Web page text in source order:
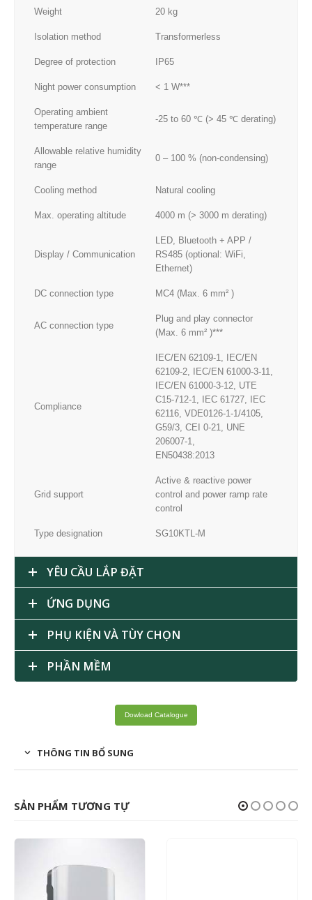
Weight 20 kg
Isolation method Transformerless
Degree of protection IP65
Night power consumption < 1 W***
Operating ambient
temperature range
-25 to 60 ℃ (> 45 ℃ derating)
Allowable relative humidity
range
0 – 100 % (non-condensing)
Cooling method Natural cooling
Max. operating altitude 4000 m (> 3000 m derating)
Display / Communication
LED, Bluetooth + APP /
RS485 (optional: WiFi,
Ethernet)
DC connection type MC4 (Max. 6 mm² )
AC connection type
Plug and play connector
(Max. 6 mm² )***
Compliance
IEC/EN 62109-1, IEC/EN
62109-2, IEC/EN 61000-3-11,
IEC/EN 61000-3-12, UTE
C15-712-1, IEC 61727, IEC
62116, VDE0126-1-1/4105,
G59/3, CEI 0-21, UNE
206007-1,
EN50438:2013
Grid support
Active & reactive power
control and power ramp rate
control
Type designation SG10KTL-M
YÊU CẦU LẮP ĐẶT
ỨNG DỤNG
PHỤ KIỆN VÀ TÙY CHỌN
PHẦN MỀM
Dowload Catalogue
THÔNG TIN BỔ SUNG
SẢN PHẨM TƯƠNG TỰ